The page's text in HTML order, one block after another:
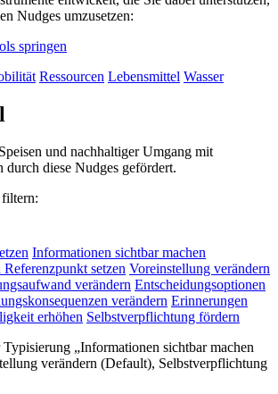
Nudges umzusetzen:
springen
Ressourcen Lebensmittel Wasser
und nachhaltiger Umgang mit
durch diese Nudges gefördert.
Informationen sichtbar machen
Referenzpunkt setzen Voreinstellung verändern
verändern Entscheidungsoptionen
verändern Erinnerungen
erhöhen Selbstverpflichtung fördern
„Informationen sichtbar machen
verändern (Default), Selbstverpflichtung